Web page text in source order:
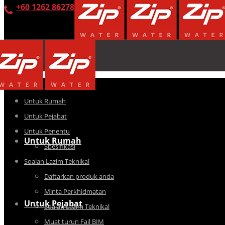
+60 1262 86278
Untuk Rumah
Untuk Pejabat
Untuk Rumah
Untuk Pejabat
Untuk Penentu
Spesifikasi
Soalan Lazim Teknikal
Daftarkan produk anda
Minta Perkhidmatan
Soalan Lazim Teknikal
Muat turun Fail BIM